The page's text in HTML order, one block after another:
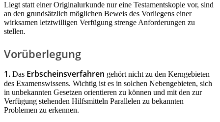
Liegt statt einer Originalurkunde nur eine Testamentskopie vor, sind
an den grundsätzlich möglichen Beweis des Vorliegens einer
wirksamen letztwilligen Verfügung strenge Anforderungen zu
stellen.
Vorüberlegung
1. Das Erbscheinsverfahren gehört nicht zu den Kerngebieten
des Examenswissens. Wichtig ist es in solchen Nebengebieten, sich
in unbekannten Gesetzen orientieren zu können und mit den zur
Verfügung stehenden Hilfsmitteln Parallelen zu bekannten
Problemen zu erkennen.